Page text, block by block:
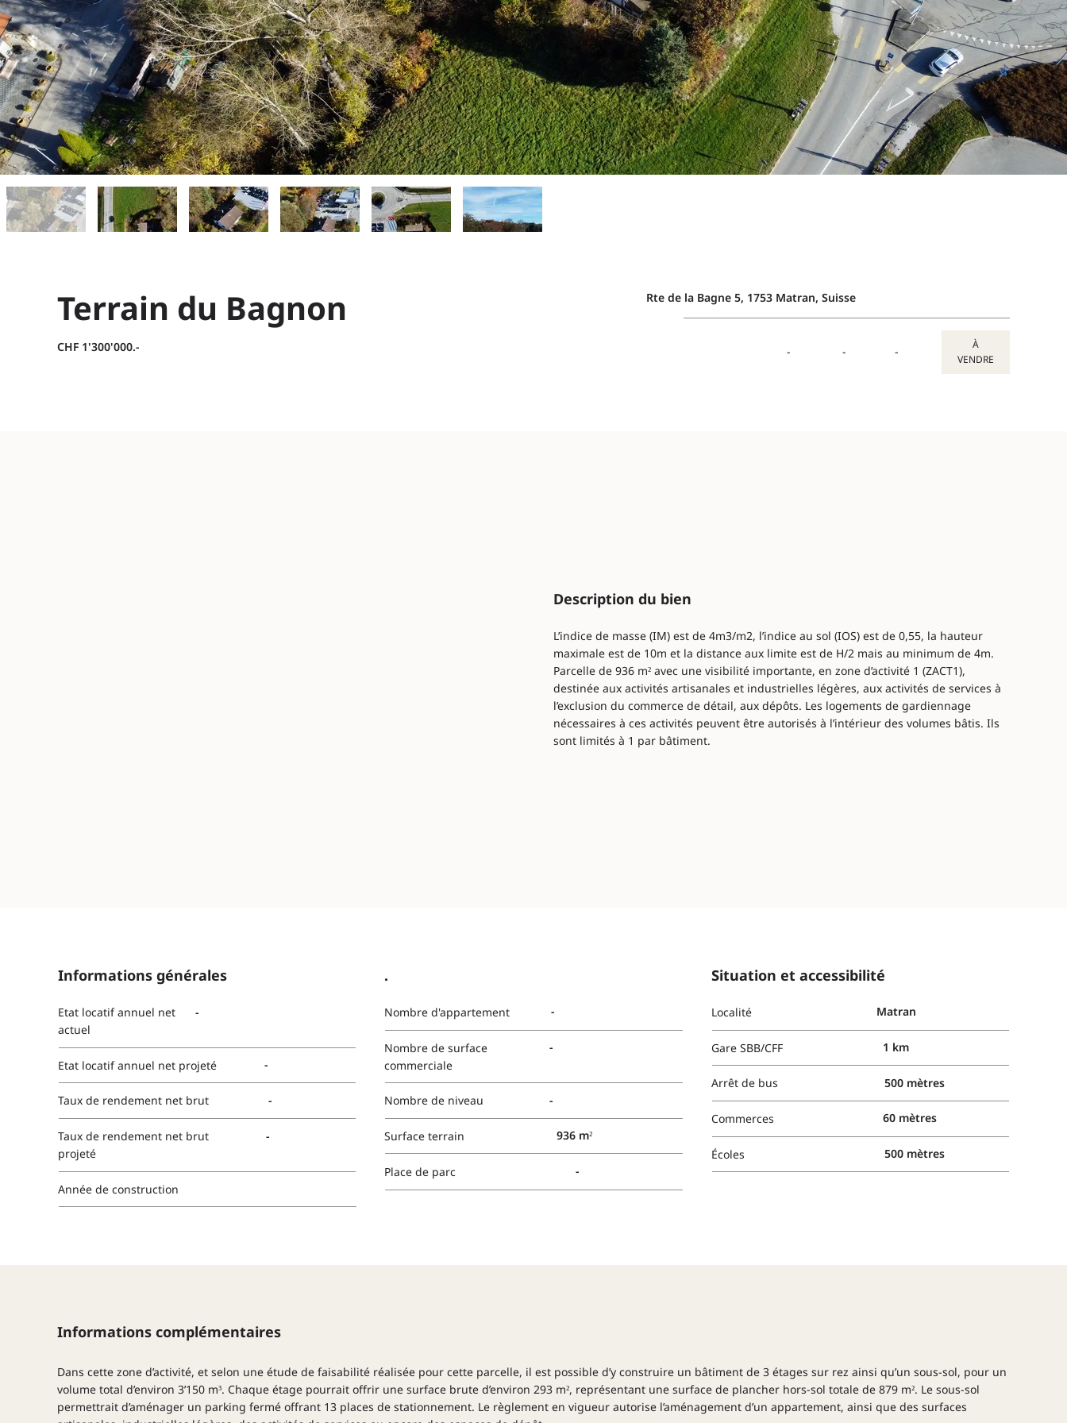
Terrain du Bagnon
CHF 1'300'000.-
Rte de la Bagne 5, 1753 Matran, Suisse
- - -
À
VENDRE
Description du bien
L’indice de masse (IM) est de 4m3/m2, l’indice au sol (IOS) est de 0,55, la hauteur
maximale est de 10m et la distance aux limite est de H/2 mais au minimum de 4m.
Parcelle de 936 m² avec une visibilité importante, en zone d’activité 1 (ZACT1),
destinée aux activités artisanales et industrielles légères, aux activités de services à
l’exclusion du commerce de détail, aux dépôts. Les logements de gardiennage
nécessaires à ces activités peuvent être autorisés à l’intérieur des volumes bâtis. Ils
sont limités à 1 par bâtiment.
Informations générales
Etat locatif annuel net
actuel
-
Etat locatif annuel net projeté -
Taux de rendement net brut -
Taux de rendement net brut
projeté
-
Année de construction
.
Nombre d'appartement -
Nombre de surface
commerciale
-
Nombre de niveau -
Surface terrain 936 m²
Place de parc -
Situation et accessibilité
Localité Matran
Gare SBB/CFF 1 km
Arrêt de bus 500 mètres
Commerces 60 mètres
Écoles 500 mètres
Informations complémentaires
Dans cette zone d’activité, et selon une étude de faisabilité réalisée pour cette parcelle, il est possible d’y construire un bâtiment de 3 étages sur rez ainsi qu’un sous-sol, pour un
volume total d’environ 3’150 m³. Chaque étage pourrait offrir une surface brute d’environ 293 m², représentant une surface de plancher hors-sol totale de 879 m². Le sous-sol
permettrait d’aménager un parking fermé offrant 13 places de stationnement. Le règlement en vigueur autorise l’aménagement d’un appartement, ainsi que des surfaces